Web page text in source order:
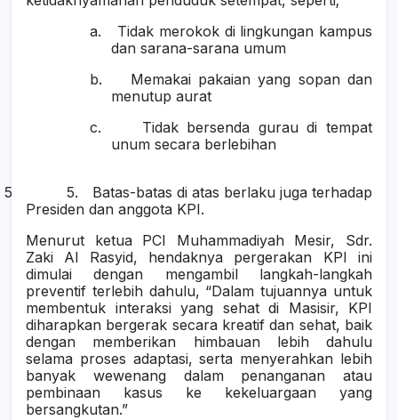
a.
Tidak merokok di lingkungan kampus
dan sarana-sarana umum
b.
Memakai pakaian yang sopan dan
menutup aurat
c.
Tidak bersenda gurau di tempat
unum secara berlebihan
5 5.
Batas-batas di atas berlaku juga terhadap
Presiden dan anggota KPI.
Menurut ketua PCI Muhammadiyah Mesir, Sdr.
Zaki Al Rasyid, hendaknya pergerakan KPI ini
dimulai dengan mengambil langkah-langkah
preventif terlebih dahulu, “Dalam tujuannya untuk
membentuk interaksi yang sehat di Masisir, KPI
diharapkan bergerak secara kreatif dan sehat, baik
dengan memberikan himbauan lebih dahulu
selama proses adaptasi, serta menyerahkan lebih
banyak wewenang dalam penanganan atau
pembinaan kasus ke kekeluargaan yang
bersangkutan.”